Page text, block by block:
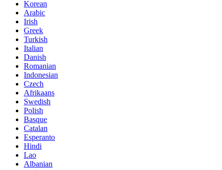
Korean
Arabic
Irish
Greek
Turkish
Italian
Danish
Romanian
Indonesian
Czech
Afrikaans
Swedish
Polish
Basque
Catalan
Esperanto
Hindi
Lao
Albanian